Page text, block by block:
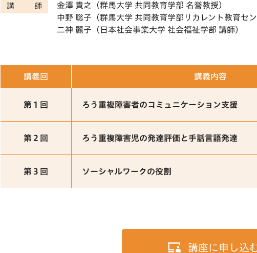
講師
金澤 貴之（群馬大学 共同教育学部 名誉教授）
中野 聡子（群馬大学 共同教育学部リカレント教育セン
二神 麗子（日本社会事業大学 社会福祉学部 講師）
講義回 講義内容
第１回 ろう重複障害者のコミュニケーション支援
第２回 ろう重複障害児の発達評価と手話言語発達
第３回 ソーシャルワークの役割
講座に申し込